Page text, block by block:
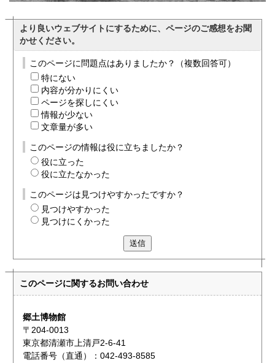
より良いウェブサイトにするために、ページのご感想をお聞
かせください。
このページに問題点はありましたか？（複数回答可）
特にない
内容が分かりにくい
ページを探しにくい
情報が少ない
文章量が多い
このページの情報は役に立ちましたか？
役に立った
役に立たなかった
このページは見つけやすかったですか？
見つけやすかった
見つけにくかった
送信
このページに関するお問い合わせ
郷土博物館
〒204-0013
東京都清瀬市上清戸2-6-41
電話番号（直通）：042-493-8585